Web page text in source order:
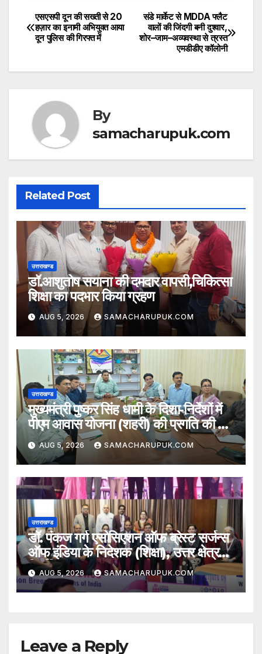
p o
k
Post
navigation
संडे मार्केट से MDDA फ्लैट
वालों की जिंदगी बनी दुश्वार,
शोर–जाम–अव्यवस्था से त्रस्त
एमडीडीए कॉलोनी
एसएसपी दून की सख्ती से 20
हज़ार का इनामी अभियुक्त आया
दून पुलिस की गिरफ्त में
By
samacharupuk.com
Related Post
उत्तराखण्ड
डॉ.आशुतोष सयाना की दमदार वापसी,चिकित्सा
शिक्षा का पदभार किया ग्रहण
AUG 5, 2026 SAMACHARUPUK.COM
उत्तराखण्ड
मुख्यमंत्री पुष्कर सिंह धामी के दिशा-निर्देशों में
पीएम आवास योजना (शहरी) की प्रगति की हुई
समीक्षा
AUG 5, 2026 SAMACHARUPUK.COM
उत्तराखण्ड
डॉ. पंकज गर्ग एसोसिएशन ऑफ ब्रेस्ट सर्जन्स
ऑफ इंडिया के निदेशक (शिक्षा), उत्तर क्षेत्र
निर्वाचित
AUG 5, 2026 SAMACHARUPUK.COM
Leave a Reply